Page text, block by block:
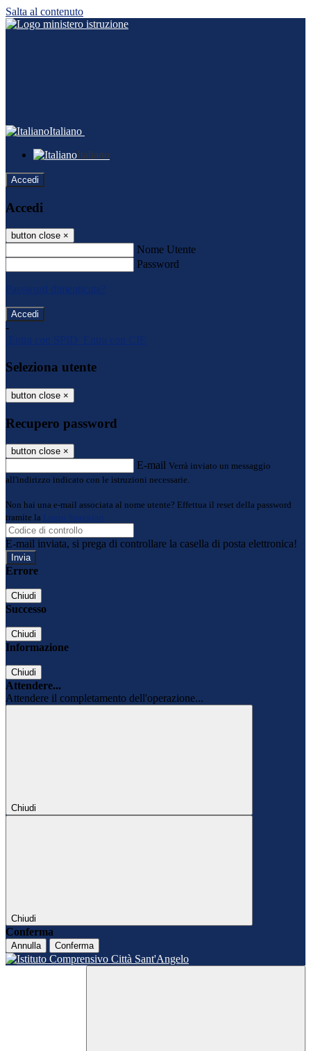
Salta al contenuto
Italiano
Italiano
Accedi
Accedi
button close ×
Nome Utente
Password
Password dimenticata?
-
Entra con SPID
Entra con CIE
Seleziona utente
button close ×
Recupero password
button close ×
E-mail Verrà inviato un messaggio
all'indirizzo indicato con le istruzioni necessarie.
Non hai una e-mail associata al nome utente? Effettua il reset della password
tramite la
Login Spaggiari
E-mail inviata, si prega di controllare la casella di posta elettronica!
Errore
Chiudi
Successo
Chiudi
Informazione
Chiudi
Attendere...
Attendere il completamento dell'operazione...
Chiudi
Chiudi
Conferma
Annulla Conferma